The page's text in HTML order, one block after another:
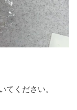
てください。